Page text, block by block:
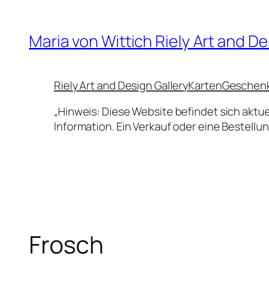
springenMaria von Wittich Riely Art and
Riely Art and Design GalleryKarten
„Hinweis: Diese Website befindet sich
Information. Ein Verkauf oder eine
Frosch